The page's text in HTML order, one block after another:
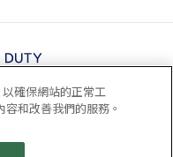
Cookie政策
確保網站的正常工
和改善我們的服務。